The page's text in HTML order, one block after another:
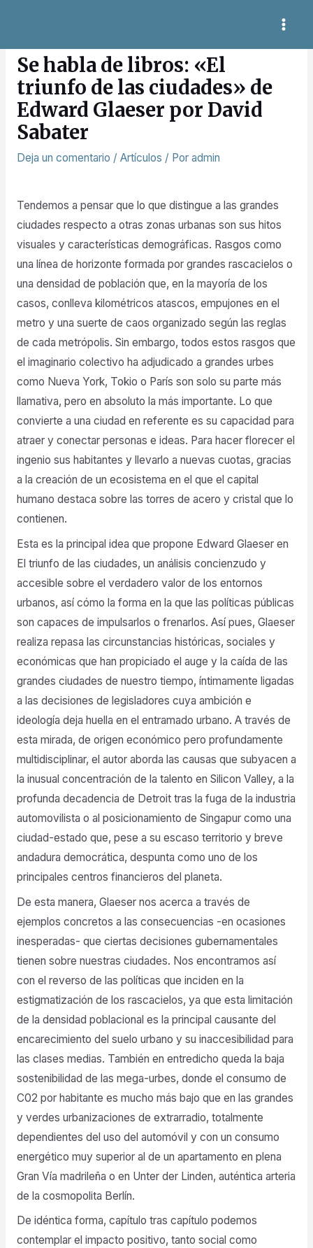
contenido
Se habla de libros: «El
triunfo de las ciudades» de
Edward Glaeser por David
Sabater
Deja un comentario / Artículos / Por admin
Tendemos a pensar que lo que distingue a las grandes
ciudades respecto a otras zonas urbanas son sus hitos
visuales y características demográficas. Rasgos como
una línea de horizonte formada por grandes rascacielos o
una densidad de población que, en la mayoría de los
casos, conlleva kilométricos atascos, empujones en el
metro y una suerte de caos organizado según las reglas
de cada metrópolis. Sin embargo, todos estos rasgos que
el imaginario colectivo ha adjudicado a grandes urbes
como Nueva York, Tokio o París son solo su parte más
llamativa, pero en absoluto la más importante. Lo que
convierte a una ciudad en referente es su capacidad para
atraer y conectar personas e ideas. Para hacer florecer el
ingenio sus habitantes y llevarlo a nuevas cuotas, gracias
a la creación de un ecosistema en el que el capital
humano destaca sobre las torres de acero y cristal que lo
contienen.
Esta es la principal idea que propone Edward Glaeser en
El triunfo de las ciudades, un análisis concienzudo y
accesible sobre el verdadero valor de los entornos
urbanos, así cómo la forma en la que las políticas públicas
son capaces de impulsarlos o frenarlos. Así pues, Glaeser
realiza repasa las circunstancias históricas, sociales y
económicas que han propiciado el auge y la caída de las
grandes ciudades de nuestro tiempo, íntimamente ligadas
a las decisiones de legisladores cuya ambición e
ideología deja huella en el entramado urbano. A través de
esta mirada, de origen económico pero profundamente
multidisciplinar, el autor aborda las causas que subyacen a
la inusual concentración de la talento en Silicon Valley, a la
profunda decadencia de Detroit tras la fuga de la industria
automovilista o al posicionamiento de Singapur como una
ciudad-estado que, pese a su escaso territorio y breve
andadura democrática, despunta como uno de los
principales centros financieros del planeta.
De esta manera, Glaeser nos acerca a través de
ejemplos concretos a las consecuencias -en ocasiones
inesperadas- que ciertas decisiones gubernamentales
tienen sobre nuestras ciudades. Nos encontramos así
con el reverso de las políticas que inciden en la
estigmatización de los rascacielos, ya que esta limitación
de la densidad poblacional es la principal causante del
encarecimiento del suelo urbano y su inaccesibilidad para
las clases medias. También en entredicho queda la baja
sostenibilidad de las mega-urbes, donde el consumo de
C02 por habitante es mucho más bajo que en las grandes
y verdes urbanizaciones de extrarradio, totalmente
dependientes del uso del automóvil y con un consumo
energético muy superior al de un apartamento en plena
Gran Vía madrileña o en Unter der Linden, auténtica arteria
de la cosmopolita Berlín.
De idéntica forma, capítulo tras capítulo podemos
contemplar el impacto positivo, tanto social como
de
entradas